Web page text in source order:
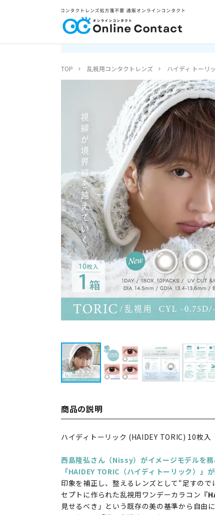
TOP 乱視用コンタクトレンズ ハイディ トーリ
商品の説明
ハイディトーリック (HAIDEY TORIC) 10枚入
西島隆弘さん（Nissy）がイメージモデルを
「HAIDEY TORIC（ハイディトーリック）」が
印象を補正し、整えるレンズとして“足すので
セプトに作られた乱視用ワンデーカラコン 『
見せるべき」という既存の美の基準から自由